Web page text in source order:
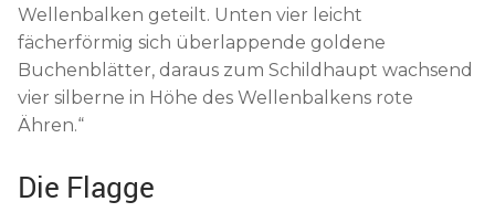
Wellenbalken geteilt. Unten vier leicht
fächerförmig sich überlappende goldene
Buchenblätter, daraus zum Schildhaupt wachsend
vier silberne in Höhe des Wellenbalkens rote
Ähren.“
Die Flagge